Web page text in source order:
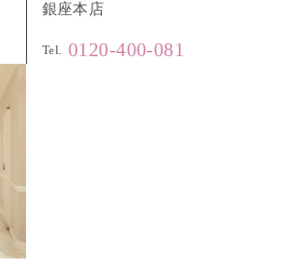
銀座本店
Tel. 0120-400-081